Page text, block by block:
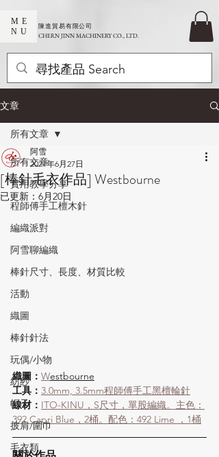
ME
NU
​陳進貿易有限公司
CHERN JINN MACHINERY CO., LTD.
文章
所有文章
實用教學分享
程師傅手工檀木針
編織派對
阿雪聊編織
棒針尺寸、長度、材質比較
活動
織圖
棒針針法
玩偶/小物
紡紗
帽子
披肩/圍巾
毛衣類
所有文章
[棒針毛衣作品] Westbourne
阿雪
2021年6月27日
已更新： 6月20日
織圖： Westbourne
工具： 3.0mm, 3.5mm程師傅手工黑檀輪針
線材： ITO-KINU，S尺寸，單股編織。主色：
392 Capri Blue，2桶。配色：492 Lime ，1桶